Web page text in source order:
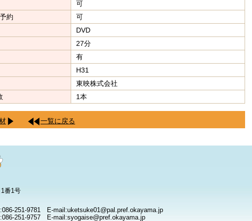
可
約
可
DVD
27分
有
H31
東映株式会社
1本
一覧に戻る
番1号
251-9781 E-mail:uketsuke01@pal.pref.okayama.jp
251-9757 E-mail:syogaise@pref.okayama.jp